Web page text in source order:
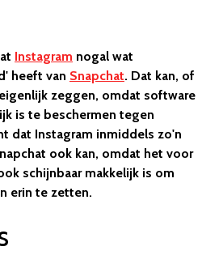
Instagram nogal wat
heeft van Snapchat. Dat kan, of
zeggen, omdat software
is te beschermen tegen
dat Instagram inmiddels zo'n
ook kan, omdat het voor
schijnbaar makkelijk is om
erin te zetten.